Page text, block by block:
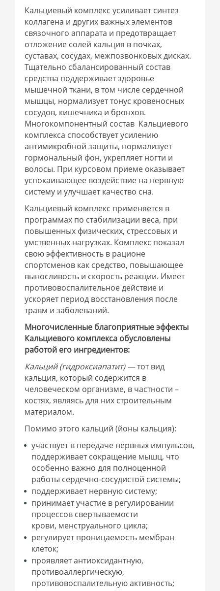
Кальциевый комплекс усиливает синтез
коллагена и других важных элементов
связочного аппарата и предотвращает
отложение солей кальция в почках,
суставах, сосудах, межпозвонковых дисках.
Тщательно сбалансированный состав
средства поддерживает здоровье
мышечной ткани, в том числе сердечной
мышцы, нормализует тонус кровеносных
сосудов, кишечника и бронхов.
Многокомпонентный состав Кальциевого
комплекса способствует усилению
антимикробной защиты, нормализует
гормональный фон, укрепляет ногти и
волосы. При курсовом приеме оказывает
успокаивающее воздействие на нервную
систему и улучшает качество сна.
Кальциевый комплекс применяется в
программах по стабилизации веса, при
повышенных физических, стрессовых и
умственных нагрузках. Комплекс показал
свою эффективность в рационе
спортсменов как средство, повышающее
выносливость и скорость реакции. Имеет
противовоспалительное действие и
ускоряет период восстановления после
травм и заболеваний.
Многочисленные благоприятные эффекты
Кальциевого комплекса обусловлены
работой его ингредиентов:
Кальций (гидроксиапатит) —тот вид
кальция, который содержится в
человеческом организме, в частности –
костях, являясь для них строительным
материалом.
Помимо этого кальций (йоны кальция):
участвует в передаче нервных импульсов,
поддерживает сокращение мышц, что
особенно важно для полноценной
работы сердечно-сосудистой системы;
поддерживает нервную систему;
принимает участие в регулировании
процессов свертываемости
крови, менструального цикла;
регулирует проницаемость мембран
клеток;
проявляет антиоксидантную,
противоаллергическую,
противовоспалительную активность;